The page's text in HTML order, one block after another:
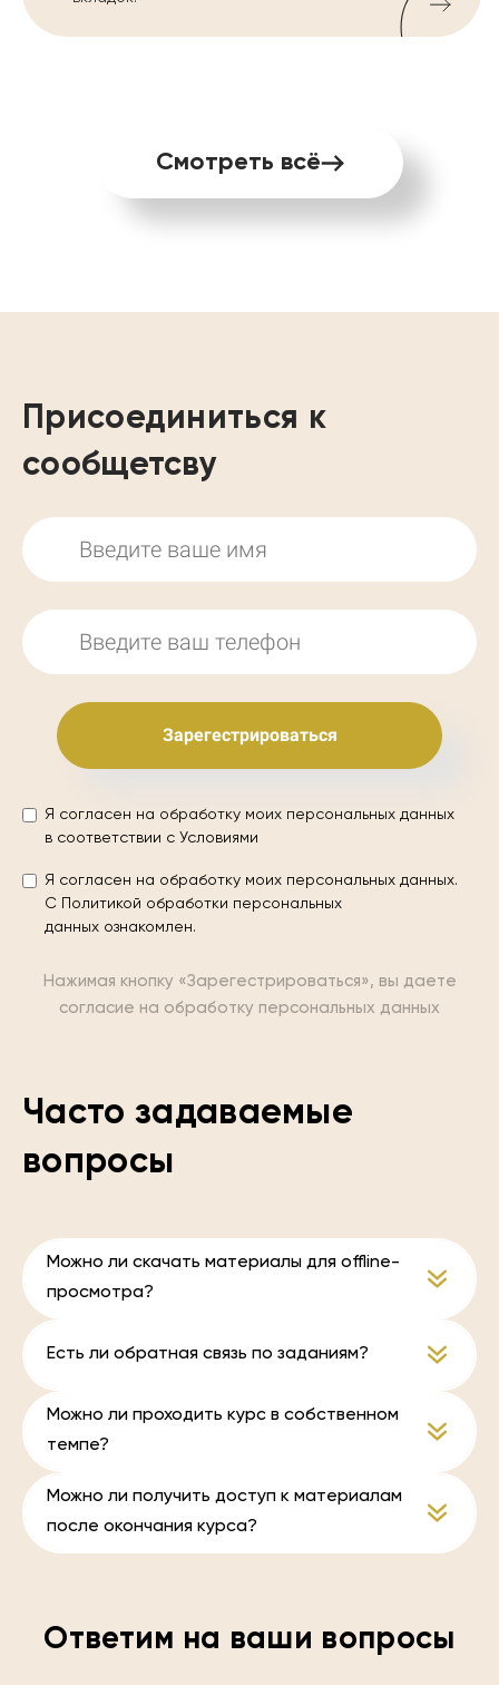
Смотреть всё
Присоединиться к
сообщетсву
Зарегестрироваться
Я согласен на обработку моих персональных данных
в соответствии с Условиями
Я согласен на обработку моих персональных данных.
С
Политикой обработки персональных
данных ознакомлен.
Нажимая кнопку «Зарегестрироваться», вы даете
согласие на обработку персональных данных
Часто задаваемые
вопросы
Можно ли скачать материалы для offline-
просмотра?
Есть ли обратная связь по заданиям?
Можно ли проходить курс в собственном
темпе?
Можно ли получить доступ к материалам
после окончания курса?
Ответим на ваши вопросы